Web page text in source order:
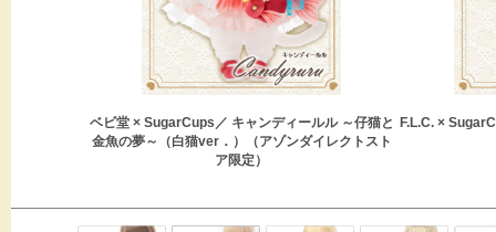
ベビ堂 × SugarCups／ キャンディールル ～仔猫と
金魚の夢～（白猫ver．）（アゾンダイレクトスト
ア限定）
F.L.C. ×